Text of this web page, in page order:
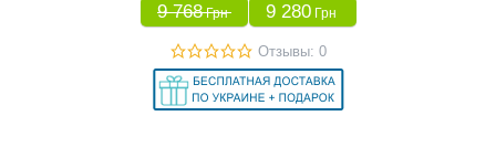
9 768 Грн 9 280 Грн
Отзывы: 0